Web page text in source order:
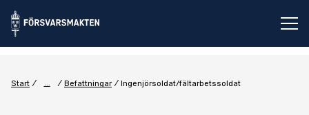
Start ... Befattningar Ingenjörsoldat/fältarbetssoldat